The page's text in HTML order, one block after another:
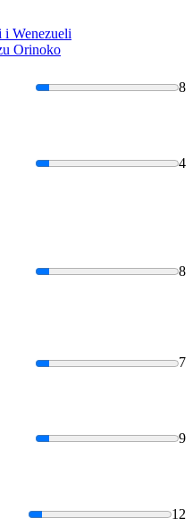
i Wenezueli
Orinoko
8
4
8
7
9
12